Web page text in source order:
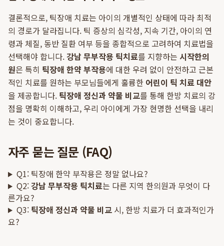
결론적으로, 틱장애 치료는 아이의 개별적인 상태에 따라 최적
의 경로가 달라집니다. 틱 증상의 심각성, 지속 기간, 아이의 연
령과 체질, 동반 질환 여부 등을 종합적으로 고려하여 치료법을
선택해야 합니다. 강남 무부작용 틱치료를 지향하는 시작한의
원은 특히 틱장애 한약 부작용에 대한 우려 없이 안전하고 근본
적인 치료를 원하는 부모님들에게 훌륭한 어린이 틱 치료 대안
을 제공합니다. 틱장애 정신과 약물 비교를 통해 한방 치료의 강
점을 명확히 이해하고, 우리 아이에게 가장 현명한 선택을 내리
는 것이 중요합니다.
자주 묻는 질문 (FAQ)
Q1: 틱장애 한약 부작용은 정말 없나요?
Q2: 강남 무부작용 틱치료는 다른 지역 한의원과 무엇이 다
른가요?
Q3: 틱장애 정신과 약물 비교시, 한방 치료가 더 효과적인가
요?